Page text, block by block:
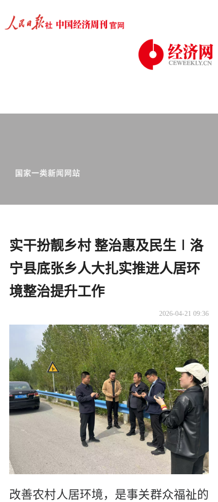
实干扮靓乡村 整治惠及民生∣洛
宁县底张乡人大扎实推进人居环
境整治提升工作
2026-04-21 09:36
改善农村人居环境，是事关群众福祉的